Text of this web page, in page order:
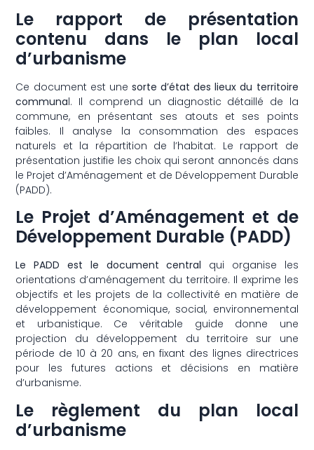
Le rapport de présentation
contenu dans le plan local
d’urbanisme
Ce document est une sorte d’état des lieux du territoire
communal. Il comprend un diagnostic détaillé de la
commune, en présentant ses atouts et ses points
faibles. Il analyse la consommation des espaces
naturels et la répartition de l’habitat. Le rapport de
présentation justifie les choix qui seront annoncés dans
le Projet d’Aménagement et de Développement Durable
(PADD).
Le Projet d’Aménagement et de
Développement Durable (PADD)
Le PADD est le document central qui organise les
orientations d’aménagement du territoire. Il exprime les
objectifs et les projets de la collectivité en matière de
développement économique, social, environnemental
et urbanistique. Ce véritable guide donne une
projection du développement du territoire sur une
période de 10 à 20 ans, en fixant des lignes directrices
pour les futures actions et décisions en matière
d’urbanisme.
Le règlement du plan local
d’urbanisme